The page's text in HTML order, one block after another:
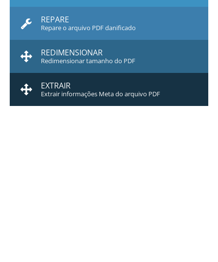
REPARE
Repare o arquivo PDF danificado
REDIMENSIONAR
Redimensionar tamanho do PDF
EXTRAIR
Extrair informações Meta do arquivo PDF